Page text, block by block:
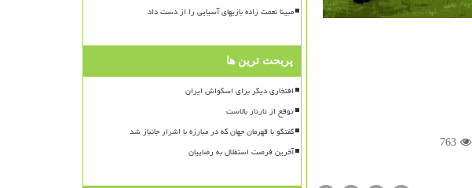
763
مبینا نعمت زاده بازیهای آسیایی را از دست داد
پربحث ترین ها
افتخاری دیگر برای اسکواش ایران
توقع از تارتار بالاست
گفتگو با قهرمان جهان که در مبارزه با اشرار جانباز شد
آخرین فرصت استقلال به رضاییان